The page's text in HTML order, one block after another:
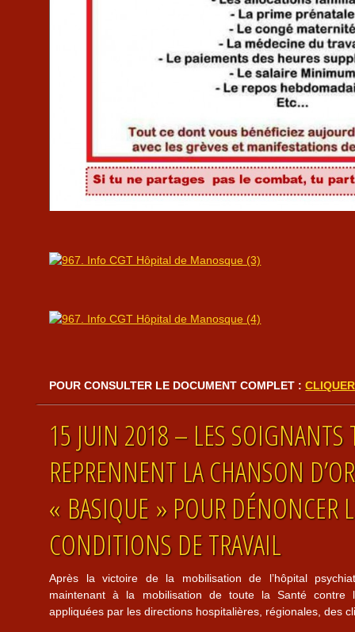
POUR CONSULTER LE DOCUMENT COMPLET :
15 JUIN 2018 – LES SOIGNANTS
REPRENNENT LA CHANSON
« BASIQUE » POUR DÉNONCER
CONDITIONS DE TRAVAIL
Après la victoire de la mobilisation de l’hôpital
maintenant à la mobilisation de toute la Santé contre
appliquées par les directions hospitalières, régionales, des